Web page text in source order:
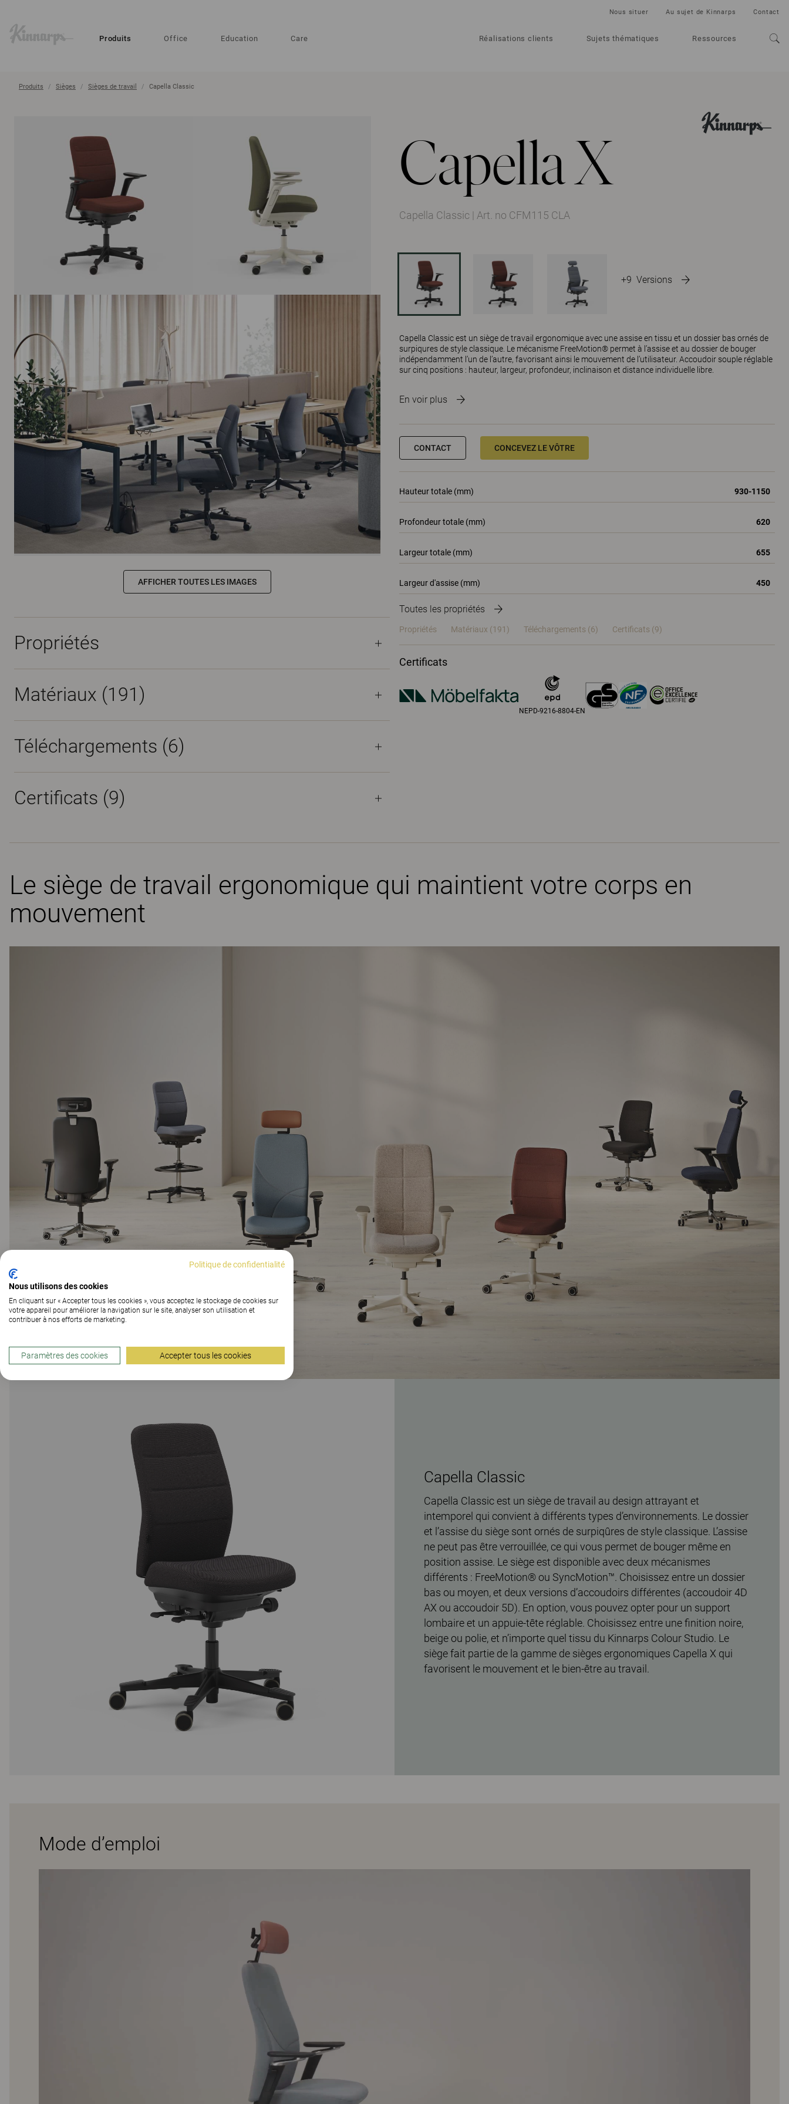
Produits Office Education Care Réalisations clients Sujets thématiques Ressources
Nous situer Au sujet de Kinnarps Contact
Produits Sièges Sièges de travail Capella Classic
Capella X
+9 Versions
Capella Classic | Art. no CFM115 CLA
Capella Classic est un siège de travail ergonomique avec une assise en tissu et un dossier bas ornés de
surpiqures de style classique. Le mécanisme FreeMotion® permet à l’assise et au dossier de bouger
indépendamment l’un de l’autre, favorisant ainsi le mouvement de l’utilisateur. Accoudoir souple réglable
sur cinq positions : hauteur, largeur, profondeur, inclinaison et distance individuelle libre.
En voir plus
CONTACT CONCEVEZ LE VÔTRE
Hauteur totale (mm) 930-1150
Profondeur totale (mm) 620
Largeur totale (mm) 655
Largeur d'assise (mm) 450
Toutes les propriétés
Propriétés Matériaux (191) Téléchargements (6) Certificats (9)
Certificats
NEPD-9216-8804-EN
AFFICHER TOUTES LES IMAGES
Propriétés
Matériaux (191)
Téléchargements (6)
Certificats (9)
Le siège de travail ergonomique qui maintient votre corps en
mouvement
Capella Classic
Capella Classic est un siège de travail au design attrayant et
intemporel qui convient à différents types d’environnements. Le dossier
et l’assise du siège sont ornés de surpiqûres de style classique. L’assise
ne peut pas être verrouillée, ce qui vous permet de bouger même en
position assise. Le siège est disponible avec deux mécanismes
différents : FreeMotion® ou SyncMotion™. Choisissez entre un dossier
bas ou moyen, et deux versions d’accoudoirs différentes (accoudoir 4D
AX ou accoudoir 5D). En option, vous pouvez opter pour un support
lombaire et un appuie-tête réglable. Choisissez entre une finition noire,
beige ou polie, et n’importe quel tissu du Kinnarps Colour Studio. Le
siège fait partie de la gamme de sièges ergonomiques Capella X qui
favorisent le mouvement et le bien-être au travail.
Mode d’emploi
Politique de confidentialité
Nous utilisons des cookies
En cliquant sur « Accepter tous les cookies », vous acceptez le stockage de cookies sur
votre appareil pour améliorer la navigation sur le site, analyser son utilisation et
contribuer à nos efforts de marketing.
Paramètres des cookies Accepter tous les cookies